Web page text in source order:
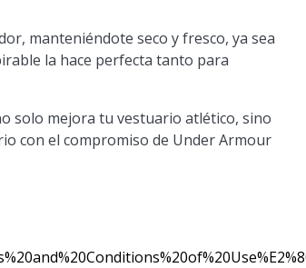
manteniéndote seco y fresco, ya sea
la hace perfecta tanto para
solo mejora tu vestuario atlético, sino
con el compromiso de Under Armour